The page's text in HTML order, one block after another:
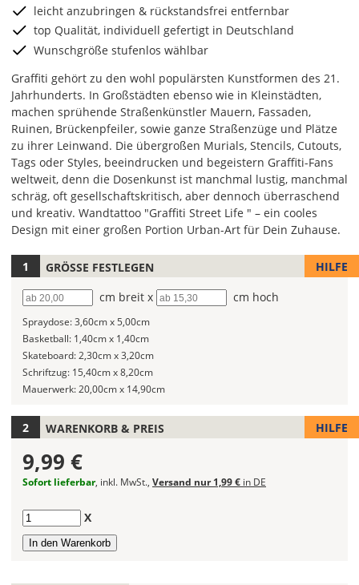
leicht anzubringen & rückstandsfrei entfernbar
top Qualität, individuell gefertigt in Deutschland
Wunschgröße stufenlos wählbar
Graffiti gehört zu den wohl populärsten Kunstformen des 21.
Jahrhunderts. In Großstädten ebenso wie in Kleinstädten,
machen sprühende Straßenkünstler Mauern, Fassaden,
Ruinen, Brückenpfeiler, sowie ganze Straßenzüge und Plätze
zu ihrer Leinwand. Die übergroßen Murials, Stencils, Cutouts,
Tags oder Styles, beeindrucken und begeistern Graffiti-Fans
weltweit, denn die Dosenkunst ist manchmal lustig, manchmal
schräg, oft gesellschaftskritisch, aber dennoch überraschend
und kreativ. Wandtattoo "Graffiti Street Life " – ein cooles
Design mit einer großen Portion Urban-Art für Dein Zuhause.
Hier
Du
die
Größe
Deines
Wandtattoos
festlegen.
Die
jeweils
Größe
zeigt
erforderliche
Mindestgröße.
GRÖSSE FESTLEGEN HILFE
Breite cm breit x Höhe cm hoch
Spraydose:3,60cm x 5,00cm
Basketball: 1,40cm x 1,40cm
Skateboard:2,30cm x 3,20cm
Schriftzug: 15,40cm x 8,20cm
Mauerwerk:20,00cm x 14,90cm
WARENKORB & PREIS HILFE
9,99 €
Sofort lieferbar, inkl. MwSt., Versand nur 1,99 € in DE
Anzahl X